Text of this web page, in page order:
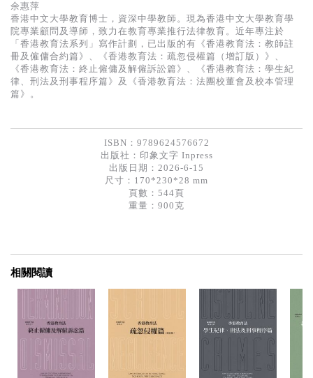
余惠萍
香港中文大學教育博士，資深中學教師。現為香港中文大學教育學
院專業顧問及導師，致力在教育專業推行法律教育。近年專注於
「香港教育法系列」寫作計劃，已出版的有《香港教育法：教師註
冊及僱傭合約篇》、《香港教育法：疏忽侵權篇（增訂版）》、
《香港教育法：終止僱傭及解僱訴訟篇》、《香港教育法：學生紀
律、刑法及刑事程序篇》及《香港教育法：法團校董會及校本管理
篇》。
ISBN：9789624576672
出版社： 印象文字 Inpress
出版日期：2026-6-15
尺寸：170*230*28 mm
頁數：544頁
重量：900克
相關閱讀